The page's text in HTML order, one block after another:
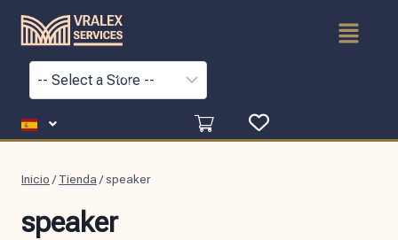
Inicio / Tienda/ speaker
speaker